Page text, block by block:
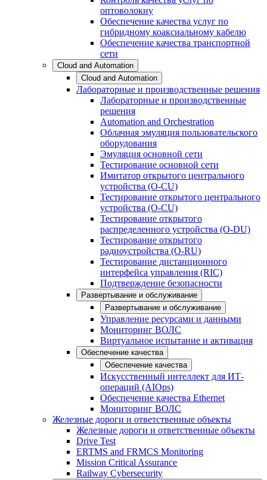
оптоволокну
Обеспечение качества услуг по
гибридному коаксиальному кабелю
Обеспечение качества транспортной
сети
Cloud and Automation
Cloud and Automation
Лабораторные и производственные решения
Лабораторные и производственные
решения
Automation and Orchestration
Облачная эмуляция пользовательского
оборудования
Эмуляция основной сети
Тестирование основной сети
Имитатор открытого центрального
устройства (O-CU)
Тестирование открытого центрального
устройства (O-CU)
Тестирование открытого
распределенного устройства (O-DU)
Тестирование открытого
радиоустройства (O-RU)
Тестирование дистанционного
интерфейса управления (RIC)
Подтверждение безопасности
Развертывание и обслуживание
Развертывание и обслуживание
Управление ресурсами и данными
Мониторинг ВОЛС
Виртуальное испытание и активация
Обеспечение качества
Обеспечение качества
Искусственный интеллект для ИТ-
операций (AIOps)
Обеспечение качества Ethernet
Мониторинг ВОЛС
Железные дороги и ответственные объекты
Железные дороги и ответственные объекты
Drive Test
ERTMS and FRMCS Monitoring
Mission Critical Assurance
Railway Cybersecurity